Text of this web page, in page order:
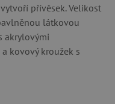
přívěsek. Velikost
látkovou
akrylovými
kovový kroužek s